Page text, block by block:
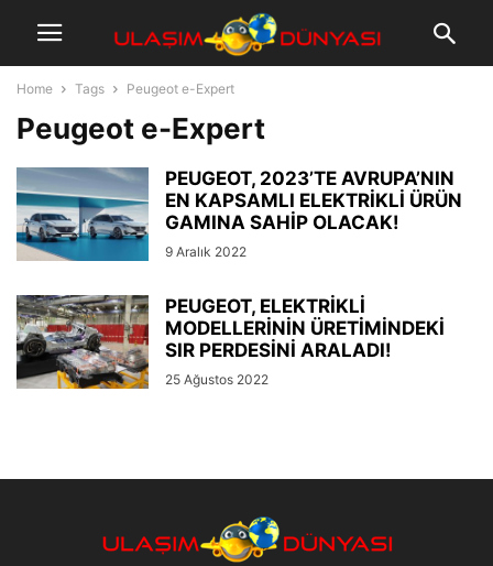
Home Tags Peugeot e-Expert
Peugeot e-Expert
PEUGEOT, 2023’TE AVRUPA’NIN
EN KAPSAMLI ELEKTRİKLİ ÜRÜN
GAMINA SAHİP OLACAK!
9 Aralık 2022
PEUGEOT, ELEKTRİKLİ
MODELLERİNİN ÜRETİMİNDEKİ
SIR PERDESİNİ ARALADI!
25 Ağustos 2022